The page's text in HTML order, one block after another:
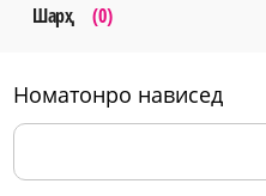
Шарҳ (0)
номатонро нависед